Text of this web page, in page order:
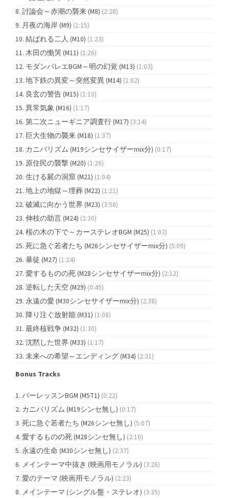
討論会～赤潮の襲来 (M8) (2:28)
月夜の海岸 (M9) (1:15)
結ばれる二人 (M10) (1:23)
木田の慟哭 (M11) (1:26)
モダンバレエBGM～明の幻覚 (M13) (1:03)
地下鉄の異変～突然変異 (M14) (1:02)
良玄の警告 (M15) (1:10)
異常気象 (M16) (1:17)
第二次ニューギニア調査行 (M17) (3:14)
巨大生物の襲来 (M18) (1:37)
カニバリズム (M19シンセサイザーmix分) (0:17)
原住民の襲撃 (M20) (1:26)
生ける屍の洞窟 (M21) (1:04)
地上の地獄～埋葬 (M22) (1:21)
破滅に向かう世界 (M23) (3:58)
伸枝の助言 (M24) (2:30)
桜の木の下で～カーステレオBGM (M25) (1:03)
死に急ぐ若者たち (M26シンセサイザーmix分) (5:09)
暴徒 (M27) (1:24)
愛するものの死 (M28シンセサイザーmix分) (2:12)
逆転した天空 (M29) (0:45)
永遠の愛 (M30シンセサイザーmix分) (2:38)
降り注ぐ放射能 (M31) (1:08)
最終核戦争 (M32) (1:30)
沈黙した世界 (M33) (1:17)
未来への希望～エンディング (M34) (2:31)
Bonus Tracks
バーレッスンBGM (M5T1) (0:22)
カニバリズム (M19シンセ無し) (0:17)
死に急ぐ若者たち (M26シンセ無し) (5:07)
愛するものの死 (M28シンセ無し) (2:10)
永遠の生命 (M30シンセ無し) (2:37)
メインテーマ中抜き (映画用モノラル) (3:26)
愛のテーマ (映画用モノラル) (2:23)
メインテーマ (シングル盤・ステレオ) (3:35)